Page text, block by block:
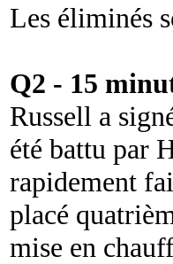
Les éliminés
Q2 - 15
Russell a
été battu par
rapidement
placé
mise en